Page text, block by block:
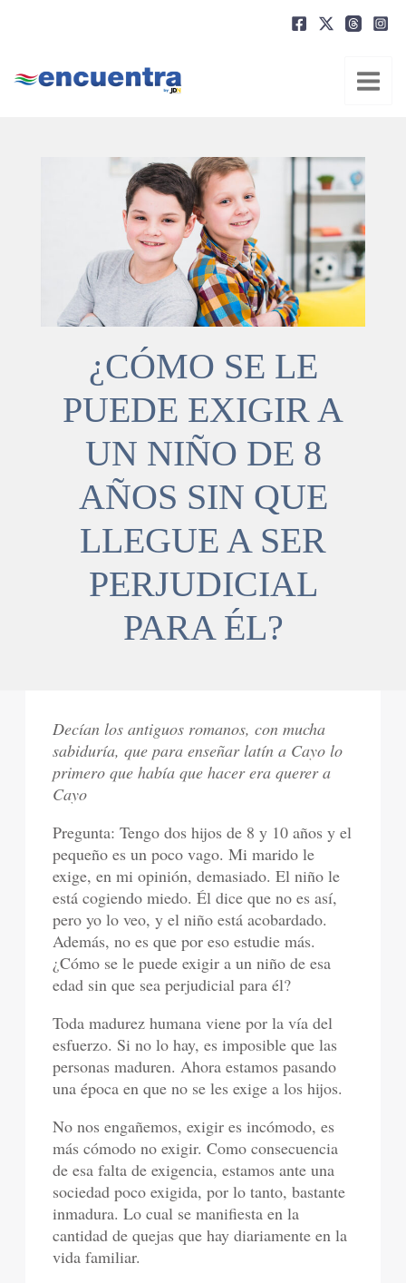
¿CÓMO SE LE
PUEDE EXIGIR A
UN NIÑO DE 8
AÑOS SIN QUE
LLEGUE A SER
PERJUDICIAL
PARA ÉL?
Decían los antiguos romanos, con mucha
sabiduría, que para enseñar latín a Cayo lo
primero que había que hacer era querer a
Cayo
Pregunta: Tengo dos hijos de 8 y 10 años y el
pequeño es un poco vago. Mi marido le
exige, en mi opinión, demasiado. El niño le
está cogiendo miedo. Él dice que no es así,
pero yo lo veo, y el niño está acobardado.
Además, no es que por eso estudie más.
¿Cómo se le puede exigir a un niño de esa
edad sin que sea perjudicial para él?
Toda madurez humana viene por la vía del
esfuerzo. Si no lo hay, es imposible que las
personas maduren. Ahora estamos pasando
una época en que no se les exige a los hijos.
No nos engañemos, exigir es incómodo, es
más cómodo no exigir. Como consecuencia
de esa falta de exigencia, estamos ante una
sociedad poco exigida, por lo tanto, bastante
inmadura. Lo cual se manifiesta en la
cantidad de quejas que hay diariamente en la
vida familiar.